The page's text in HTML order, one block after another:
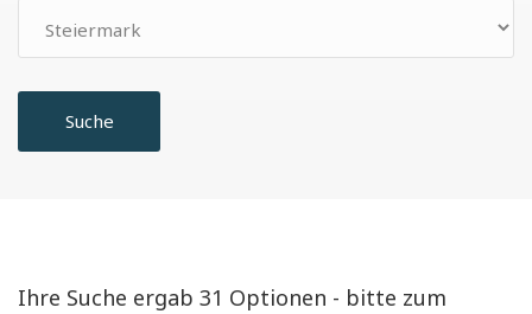
Suche
Ihre Suche ergab 31 Optionen - bitte zum